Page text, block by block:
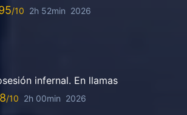
2h 52min 2026
infernal. En llamas
2h 00min 2026